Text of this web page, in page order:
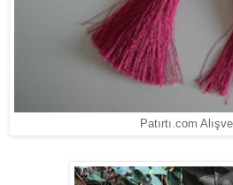
Patırtı.com